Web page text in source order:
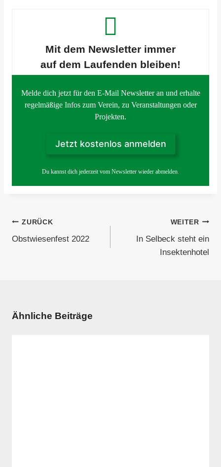
Mit dem Newsletter immer
auf dem Laufenden bleiben!
Melde dich jetzt für den E-Mail Newsletter an und erhalte
regelmäßige Infos zum Verein, zu Veranstaltungen oder
Projekten.
Jetzt kostenlos anmelden
Du kannst dich jederzeit vom Newsletter wieder abmelden.
Beitragsnavigation
ZURÜCK
Obstwiesenfest 2022
WEITER
In Selbeck steht ein
Insektenhotel
Ähnliche Beiträge